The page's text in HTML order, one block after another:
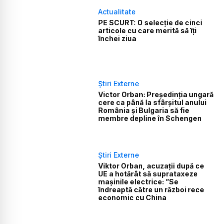
Actualitate
PE SCURT: O selecție de cinci
articole cu care merită să îți
închei ziua
Știri Externe
Victor Orban: Preşedinţia ungară
cere ca până la sfârşitul anului
România şi Bulgaria să fie
membre depline în Schengen
Știri Externe
Viktor Orban, acuzații după ce
UE a hotărât să suprataxeze
mașinile electrice: ”Se
îndreaptă către un război rece
economic cu China